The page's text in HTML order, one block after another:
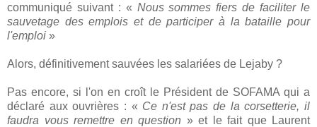
communiqué suivant : « Nous sommes fiers de faciliter le
sauvetage des emplois et de participer à la bataille pour
l'emploi »
Alors, définitivement sauvées les salariées de Lejaby ?
Pas encore, si l'on en croît le Président de SOFAMA qui a
déclaré aux ouvrières : « Ce n'est pas de la corsetterie, il
faudra vous remettre en question » et le fait que Laurent